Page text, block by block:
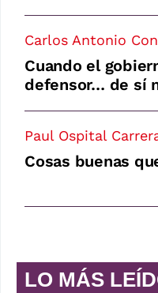
Carlos Antonio
Cuando el
defensor… de sí
Paul Ospital
Cosas buenas
LO MÁS